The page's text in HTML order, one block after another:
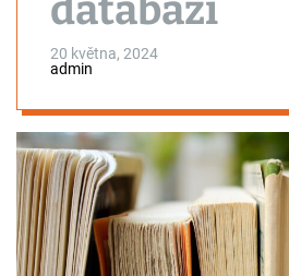
databází
20 května, 2024
admin